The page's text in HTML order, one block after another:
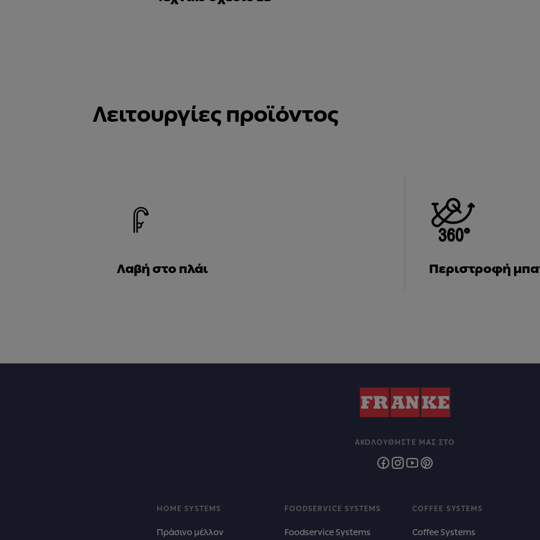
Λειτουργίες προϊόντος
Λαβή στο πλάι Περιστροφή
HOME SYSTEMS
Πράσινο μέλλον
FOODSERVICE SYSTEMS
Foodservice Systems
COFFEE SYSTEMS
Coffee Systems
ΑΚΟΛΟΥΘΉΣΤΕ ΜΑΣ ΣΤΟ